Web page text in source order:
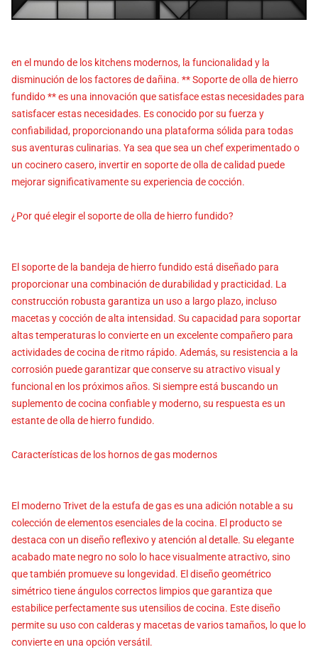
en el mundo de los kitchens modernos, la funcionalidad y la
disminución de los factores de dañina. ** Soporte de olla de hierro
fundido ** es una innovación que satisface estas necesidades para
satisfacer estas necesidades. Es conocido por su fuerza y ​​
confiabilidad, proporcionando una plataforma sólida para todas
sus aventuras culinarias. Ya sea que sea un chef experimentado o
un cocinero casero, invertir en soporte de olla de calidad puede
mejorar significativamente su experiencia de cocción.
¿Por qué elegir el soporte de olla de hierro fundido?
El soporte de la bandeja de hierro fundido está diseñado para
proporcionar una combinación de durabilidad y practicidad. La
construcción robusta garantiza un uso a largo plazo, incluso
macetas y cocción de alta intensidad. Su capacidad para soportar
altas temperaturas lo convierte en un excelente compañero para
actividades de cocina de ritmo rápido. Además, su resistencia a la
corrosión puede garantizar que conserve su atractivo visual y
funcional en los próximos años. Si siempre está buscando un
suplemento de cocina confiable y moderno, su respuesta es un
estante de olla de hierro fundido.
Características de los hornos de gas modernos
El moderno Trivet de la estufa de gas es una adición notable a su
colección de elementos esenciales de la cocina. El producto se
destaca con un diseño reflexivo y atención al detalle. Su elegante
acabado mate negro no solo lo hace visualmente atractivo, sino
que también promueve su longevidad. El diseño geométrico
simétrico tiene ángulos correctos limpios que garantiza que
estabilice perfectamente sus utensilios de cocina. Este diseño
permite su uso con calderas y macetas de varios tamaños, lo que lo
convierte en una opción versátil.